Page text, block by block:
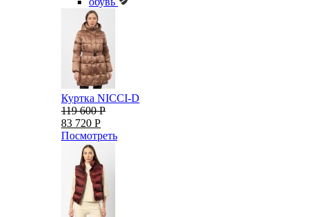
Куртка NICCI-D
119 600 Р
83 720 Р
Посмотреть